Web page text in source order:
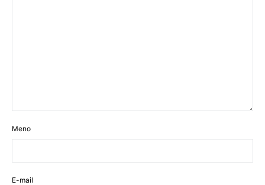
Meno
E-mail